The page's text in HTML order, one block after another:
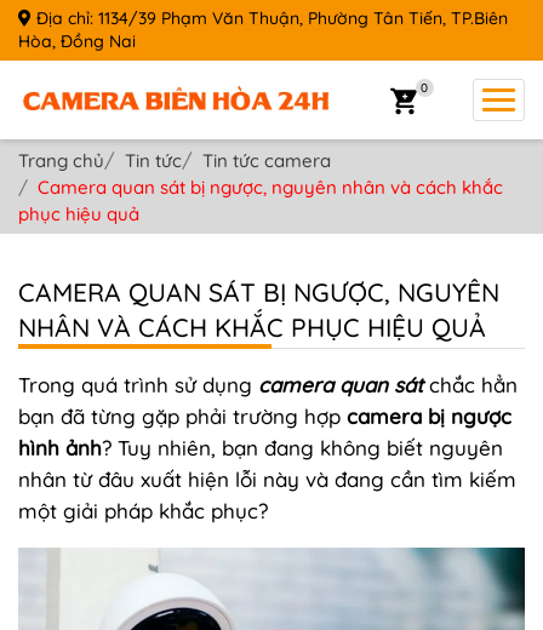
Địa chỉ: 1134/39 Phạm Văn Thuận, Phường Tân Tiến, TP.Biên
Hòa, Đồng Nai
0
Trang chủ Tin tức
Tin tức camera
Camera quan sát bị ngược, nguyên nhân và cách khắc
phục hiệu quả
CAMERA QUAN SÁT BỊ NGƯỢC, NGUYÊN
NHÂN VÀ CÁCH KHẮC PHỤC HIỆU QUẢ
Trong quá trình sử dụng camera quan sátchắc hẳn
bạn đã từng gặp phải trường hợp camera bị ngược
hình ảnh? Tuy nhiên, bạn đang không biết nguyên
nhân từ đâu xuất hiện lỗi này và đang cần tìm kiếm
một giải pháp khắc phục?